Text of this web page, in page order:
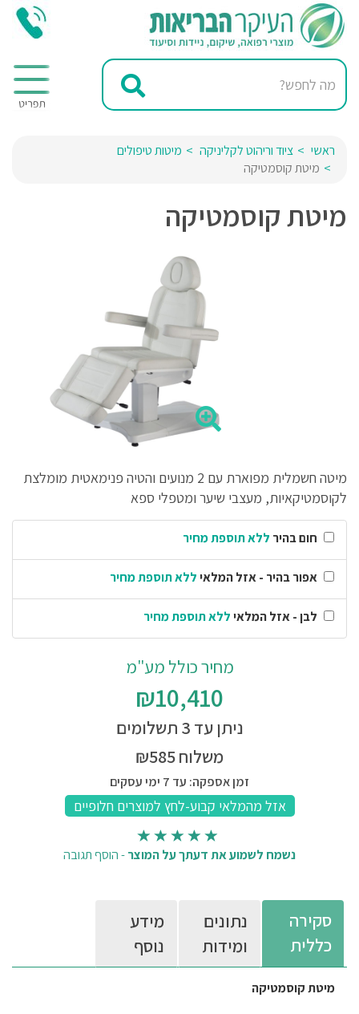
ראשי ציוד וריהוט לקליניקה
מיטות טיפולים
מיטת קוסמטיקה
מיטת קוסמטיקה
מיטה חשמלית מפוארת עם 2 מנועים והטיה פנימאטית מומלצת
לקוסמטיקאיות, מעצבי שיער ומטפלי ספא
חום בהיר ללא תוספת מחיר
אפור בהיר - אזל המלאיללא תוספת מחיר
לבן - אזל המלאיללא תוספת מחיר
מחיר כולל מע"מ
₪10,410
ניתן עד 3 תשלומים
משלוח ₪585
זמן אספקה: עד 7 ימי עסקים
נשמח לשמוע את דעתך על המוצר-הוסף תגובה
סקירה
כללית
נתונים
ומידות
מידע
נוסף
מיטת קוסמטיקה